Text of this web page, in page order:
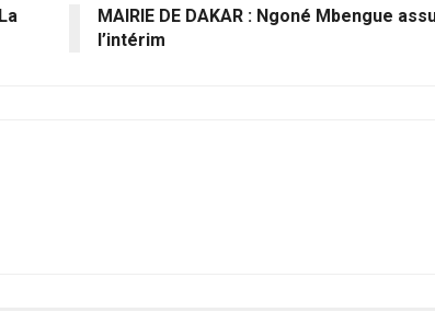
MAIRIE DE DAKAR : Ngoné Mbengue
l’intérim